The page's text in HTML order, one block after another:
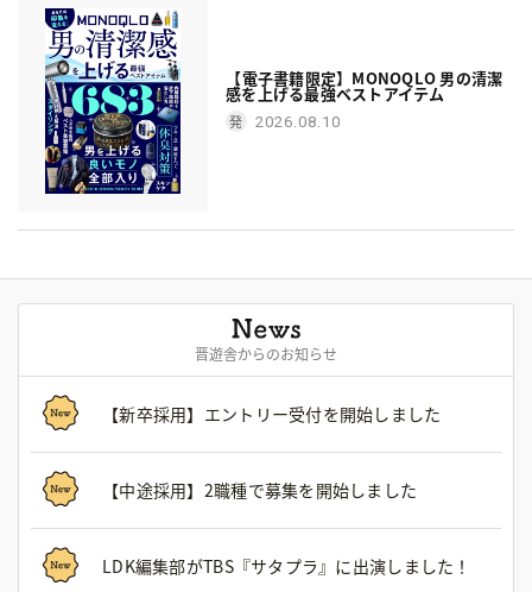
【電子書籍限定】MONOQLO 男の清潔
感を上げる最強ベストアイテム
2026.08.10
晋遊舎からのお知らせ
【新卒採用】エントリー受付を開始しました
【中途採用】2職種で募集を開始しました
LDK編集部がTBS『サタプラ』に出演しました！